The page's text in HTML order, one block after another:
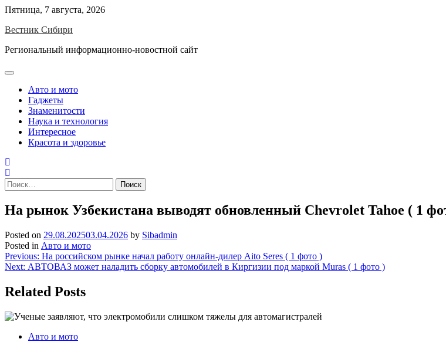
Skip
content
Пятница, 7 августа, 2026
Вестник Сибири
Региональный информационно-новостной сайт
Авто и мото
Гаджеты
Знаменитости
Наука и технология
Интересное
Красота и здоровье
Найти:
На рынок Узбекистана выводят обновленный Chevrolet Tahoe ( 1
Posted on 29.08.202503.04.2026 by Sibadmin
Posted in Авто и мото
Навигация
по
записям
Previous: На российском рынке начал работу онлайн-дилер Aito Seres ( 1 фото )
Next: АВТОВАЗ может наладить сборку автомобилей в Киргизии под маркой Muras ( 1 фото )
Related Posts
Авто и мото